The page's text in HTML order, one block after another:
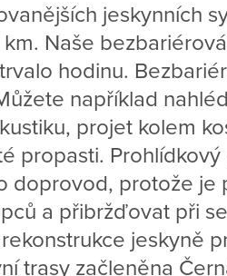
jeskynních
Naše
hodinu.
například
projet kolem
propasti.
doprovod, protože je
a přibržďovat při
jeskyně
trasy začleněna